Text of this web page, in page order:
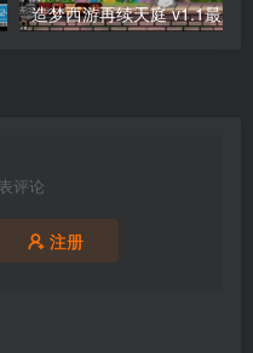
造梦西游再续天庭 v1.1最新
评论
注册